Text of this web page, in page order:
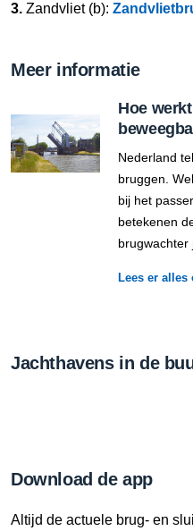
3. Zandvliet (b):
Meer informatie
Hoe
Nederland
bruggen.
bij het
betekenen
brugwachter
Lees er alles
Jachthavens in de
Download de app
Altijd de actuele brug- en